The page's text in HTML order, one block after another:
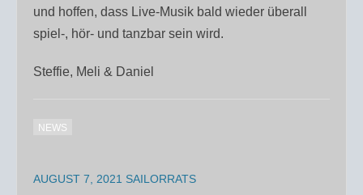
und hoffen, dass Live-Musik bald wieder überall
spiel-, hör- und tanzbar sein wird.
Steffie, Meli & Daniel
NEWS
AUGUST 7, 2021 SAILORRATS